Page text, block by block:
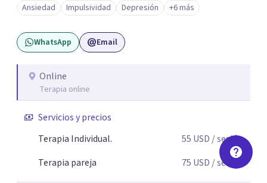
Ansiedad Impulsividad Depresión +6 más
WhatsApp Email
Online
Terapia online
Servicios y precios
Terapia Individual.
55 USD / sesión
Terapia pareja
75 USD / sesión